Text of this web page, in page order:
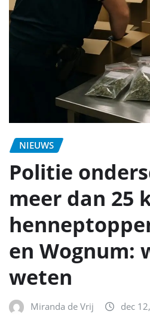
NIEUWS
Politie
meer dan 25
en Wognum:
weten
Miranda de Vrij dec